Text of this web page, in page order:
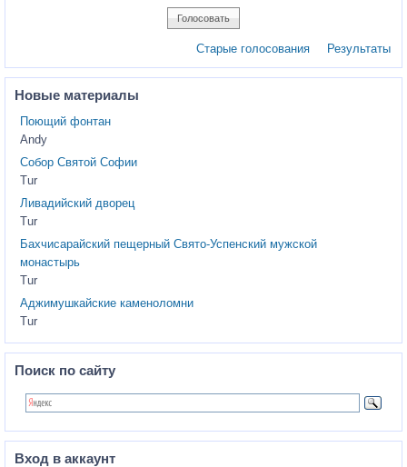
Старые голосования Результаты
Новые материалы
Поющий фонтан
Andy
Собор Святой Софии
Tur
Ливадийский дворец
Tur
Бахчисарайский пещерный Свято-Успенский мужской
монастырь
Tur
Аджимушкайские каменоломни
Tur
Поиск по сайту
Вход в аккаунт